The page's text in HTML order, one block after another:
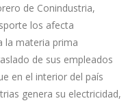
de Conindustria,
los afecta
la materia prima
de sus empleados
en el interior del país
genera su electricidad,